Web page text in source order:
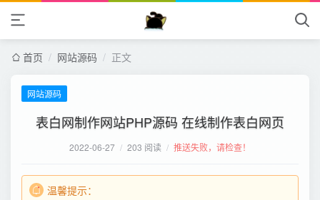
首页 / 网站源码 / 正文
网站源码
表白网制作网站PHP源码 在线制作表白网页
2022-06-27 / 203 阅读 / 推送失败，请检查！
温馨提示：